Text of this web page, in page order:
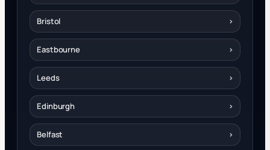
Bristol ›
Eastbourne ›
Leeds ›
Edinburgh ›
Belfast ›